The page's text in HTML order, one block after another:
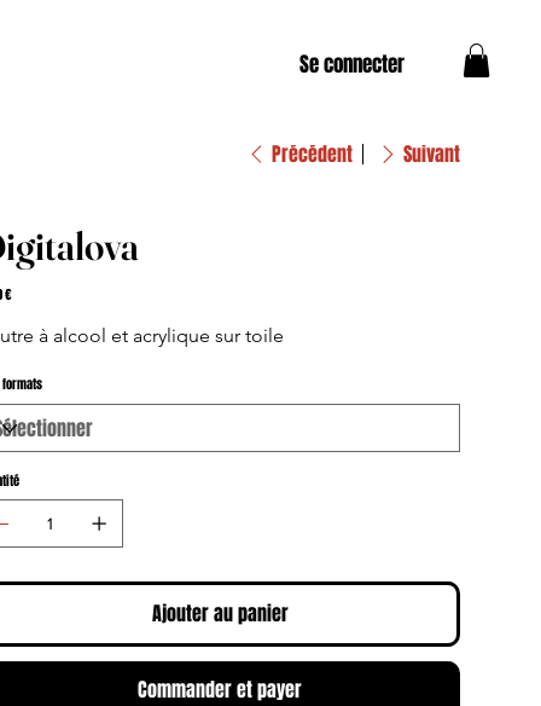
Se connecter
Précédent Suivant
€
à alcool et acrylique sur toile
Ajouter au panier
Commander et payer